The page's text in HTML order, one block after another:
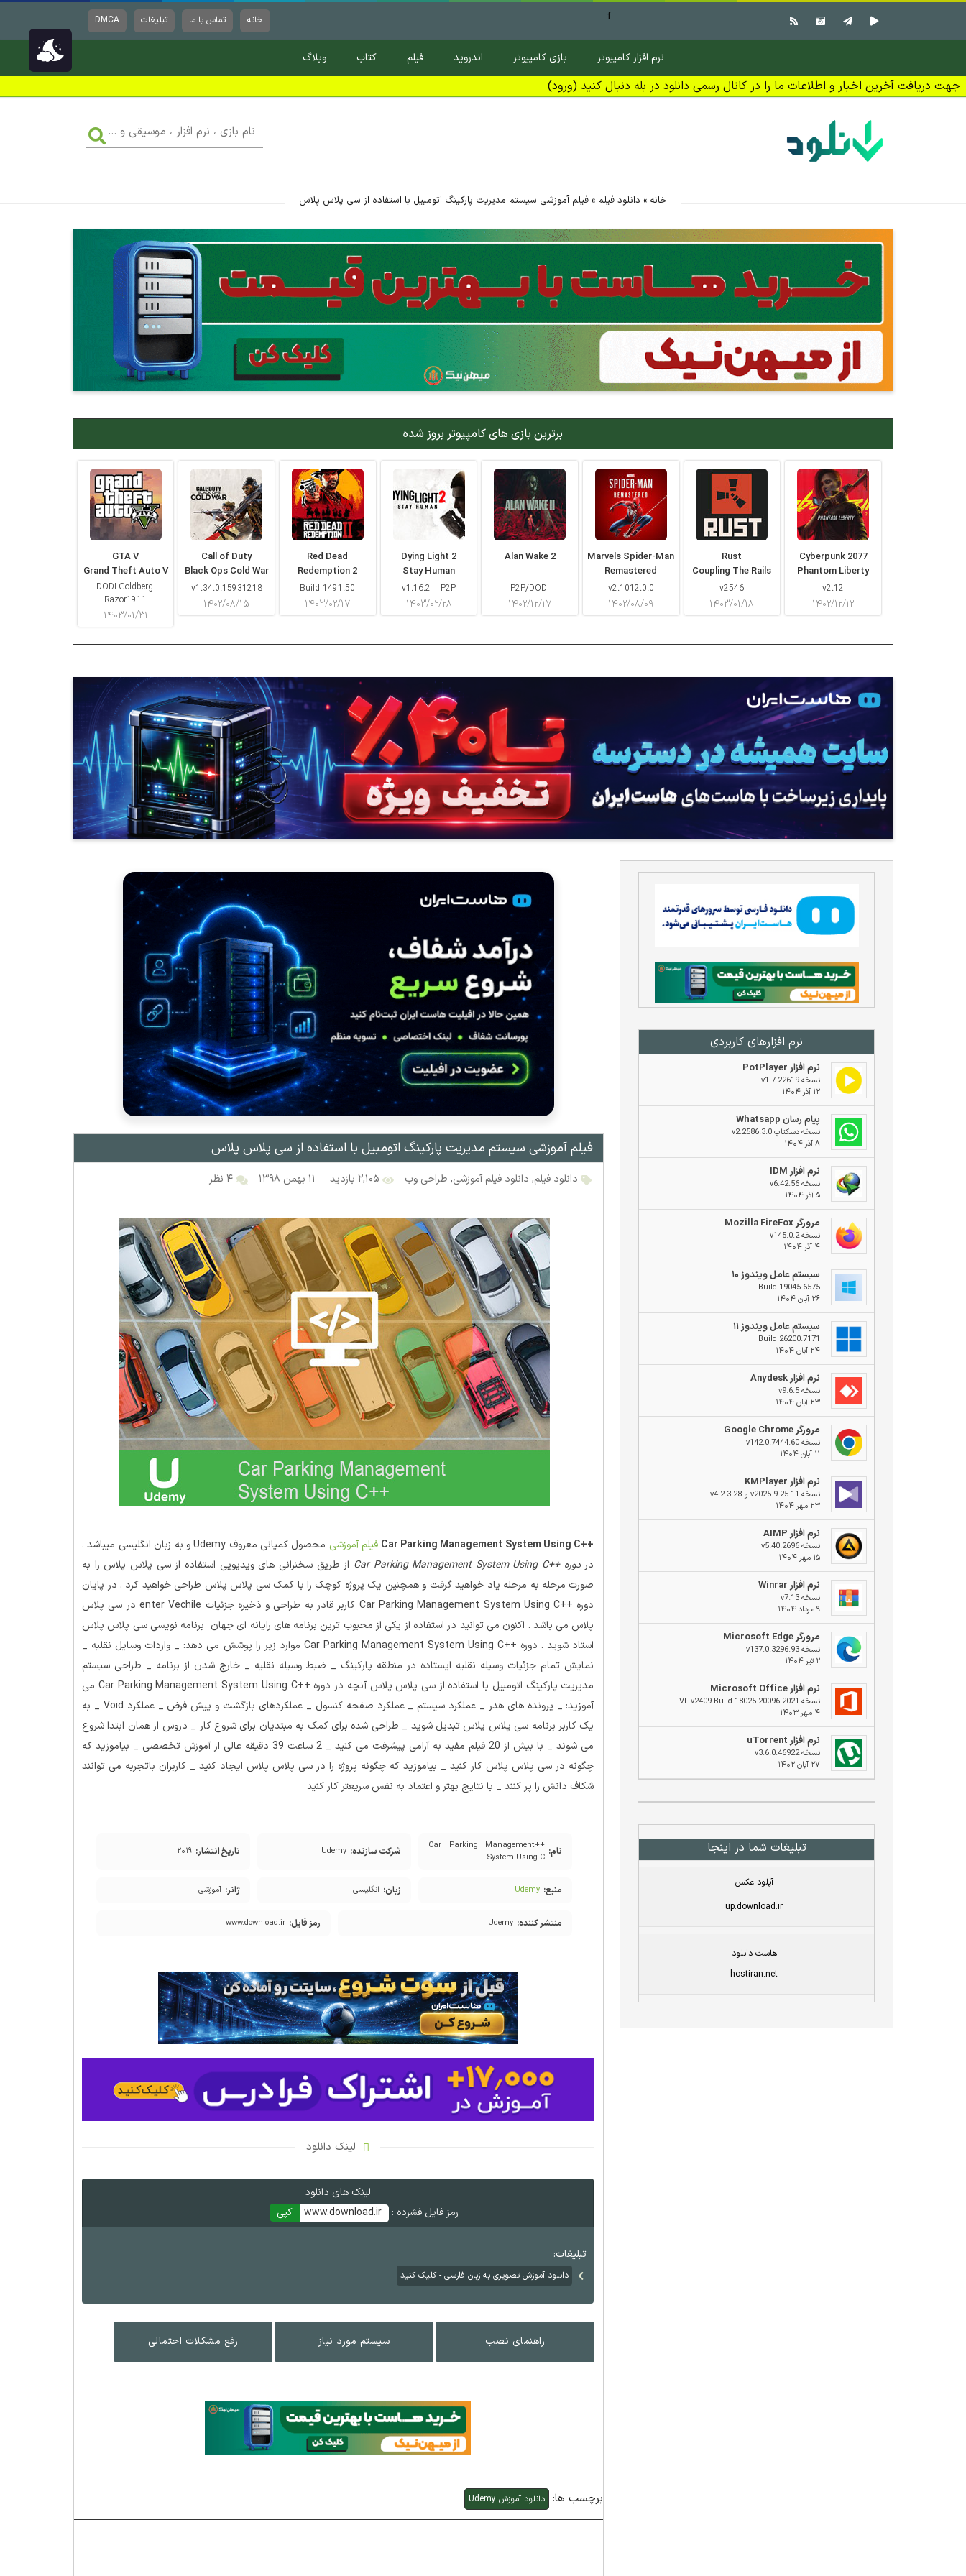
خانه تماس با ما تبلیغات DMCA f
نرم افزار کامپیوتر بازی کامپیوتر اندروید فیلم کتاب وبلاگ
جهت دریافت آخرین اخبار و اطلاعات ما را در کانال رسمی دانلود در بله دنبال کنید (ورود)
بازی
،
خانه » دانلود فیلم » فیلم آموزشی سیستم مدیریت پارکینگ اتومبیل با استفاده از سی پلاس پلاس
برترین بازی های کامپیوتر بروز شده
GTA V
Grand Theft Auto V
DODI-Goldberg-
Razor1911
۱۴۰۳/۰۱/۳۱
Call of Duty
Black Ops Cold War
v1.34.0.15931218
۱۴۰۲/۰۸/۱۵
Red Dead
Redemption 2
Build 1491.50
۱۴۰۳/۰۲/۱۷
Dying Light 2
Stay Human
v1.16.2 – P2P
۱۴۰۳/۰۲/۲۸
Alan Wake 2
P2P/DODI
۱۴۰۲/۱۲/۱۷
Marvels Spider-Man
Remastered
v2.1012.0.0
۱۴۰۲/۰۸/۰۹
Rust
Coupling The Rails
v2546
۱۴۰۳/۰۱/۱۸
Cyberpunk 2077
Phantom Liberty
v2.12
۱۴۰۲/۱۲/۱۲
نرم افزار‌های کاربردی
نرم افزار PotPlayer
نسخه v1.7.22619
۱۲ آذر ۱۴۰۴
پیام رسان Whatsapp
نسخه دسکتاپ v2.2586.3.0
۸ آذر ۱۴۰۴
نرم افزار IDM
نسخه v6.42.56
۵ آذر ۱۴۰۴
مرورگر Mozilla FireFox
نسخه v145.0.2
۴ آذر ۱۴۰۴
سیستم عامل ویندوز ۱۰
Build 19045.6575
۲۶ آبان ۱۴۰۴
سیستم عامل ویندوز ۱۱
Build 26200.7171
۲۴ آبان ۱۴۰۴
نرم افزار Anydesk
نسخه v9.6.5
۲۳ آبان ۱۴۰۴
مرورگر Google Chrome
نسخه v142.0.7444.60
۱۱ آبان ۱۴۰۴
نرم افزار KMPlayer
نسخه v2025.9.25.11 و v4.2.3.28
۲۳ مهر ۱۴۰۴
نرم افزار AIMP
نسخه v5.40.2696
۱۵ مهر ۱۴۰۴
نرم افزار Winrar
نسخه v7.13
۹ مرداد ۱۴۰۴
مرورگر Microsoft Edge
نسخه v137.0.3296.93
۲ تیر ۱۴۰۴
نرم افزار Microsoft Office
نسخه 2021 VL v2409 Build 18025.20096
۴ مهر ۱۴۰۳
نرم افزار uTorrent
نسخه v3.6.0.46922
۲۷ آبان ۱۴۰۲
تبلیغات شما در اینجا
آپلود عکس
up.download.ir
هاست دانلود
hostiran.net
فیلم آموزشی سیستم مدیریت پارکینگ اتومبیل با استفاده از سی پلاس پلاس
دانلود فیلم, دانلود فیلم آموزشی, طراحی وب ۲,۱۰۵ بازدید ۱۱ بهمن ۱۳۹۸ ۴ نظر
++Car Parking Management System Using C فیلم آموزشی
محصول کمپانی معروف Udemy و به زبان انگلیسی میباشد .
دردوره ++Car Parking Management System Using C
از طریق سخنرانی های ویدیویی استفاده از سی پلاس پلاس را به
صورت مرحله به مرحله یاد خواهید گرفت و همچنین یک پروژه کوچک را با کمک سی پلاس پلاس طراحی خواهید کرد . در پایان
دوره ++Car Parking Management System Using C کاربر قادر به طراحی و ذخیره جزئیات enter Vechile در سی پلاس
پلاس می باشد . اکنون می توانید در استفاده از یکی از محبوب ترین برنامه های رایانه ای جهان برنامه نویسی سی پلاس پلاس
استاد شوید . دوره ++Car Parking Management System Using C موارد زیر را پوشش می دهد: _ واردات وسایل نقلیه _
نمایش تمام جزئیات وسیله نقلیه ایستاده در منطقه پارکینگ _ ضبط وسیله نقلیه _ خارج شدن از برنامه _ طراحی سیستم
مدیریت پارکینگ اتومبیل با استفاده از سی پلاس پلاس آنچه در دوره ++Car Parking Management System Using C می
آموزید: _ پرونده های هدر _ عملکرد سیستم _ عملکرد صفحه کنسول _ عملکردهای بازگشت و پیش فرض _ عملکرد Void _ به
یک کاربر برنامه سی پلاس پلاس تبدیل شوید _ طراحی شده برای کمک به مبتدیان برای شروع کار _ دروس از همان ابتدا شروع
می شوند _ با بیش از 20 فیلم مفید به آرامی پیشرفت می کنید _ 2 ساعت 39 دقیقه عالی از آموزش تخصصی _ بیاموزید که
چگونه در سی پلاس پلاس کار کنید _ بیاموزید که چگونه پروژه را در سی پلاس پلاس ایجاد کنید _ کاربران باتجربه می توانند
شکاف دانش را پر کنند _ با نتایج بهتر و اعتماد به نفس سریعتر کار کنید
نام:
++Car Parking Management
System Using C
شرکت سازنده: Udemy تاریخ انتشار: ۲۰۱۹
منبع: Udemy زبان: انگلیسی ژانر: آموزشی
منتشر کننده: Udemy رمز فایل: www.download.ir
لینک دانلود
لینک های دانلود
رمز فایل فشرده :
www.download.ir کپی
تبلیغات:
دانلود آموزش تصویری به زبان فارسی - کلیک کنید
راهنمای نصب سیستم مورد نیاز رفع مشکلات احتمالی
برچسب ها: دانلود آموزش Udemy